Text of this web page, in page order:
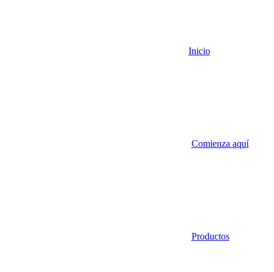
Inicio
Comienza aquí
Productos